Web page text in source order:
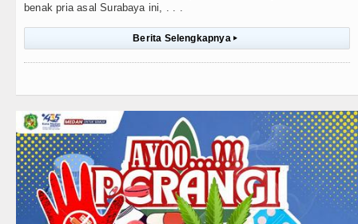
benak pria asal Surabaya ini, . . .
Berita Selengkapnya ▸